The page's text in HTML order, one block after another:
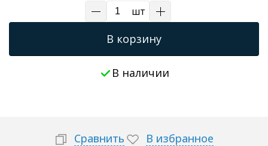
шт
В корзину
В наличии
Сравнить В избранное